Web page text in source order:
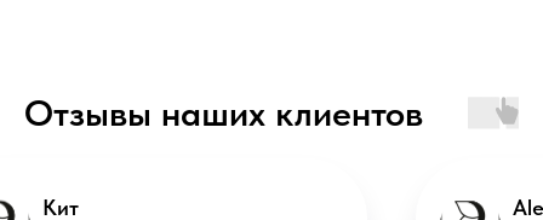
Отзывы наших клиентов
ОГРНИП: 322508100086457
*Instagram запрещённая соцсеть в